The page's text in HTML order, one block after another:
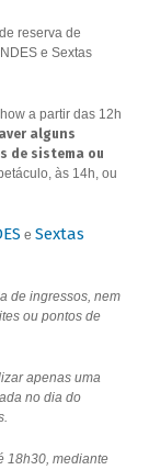
reserva de
e Sextas
a partir das 12h
alguns
de sistema ou
às 14h, ou
e Sextas
de ingressos, nem
ou pontos de
apenas uma
no dia do
18h30, mediante